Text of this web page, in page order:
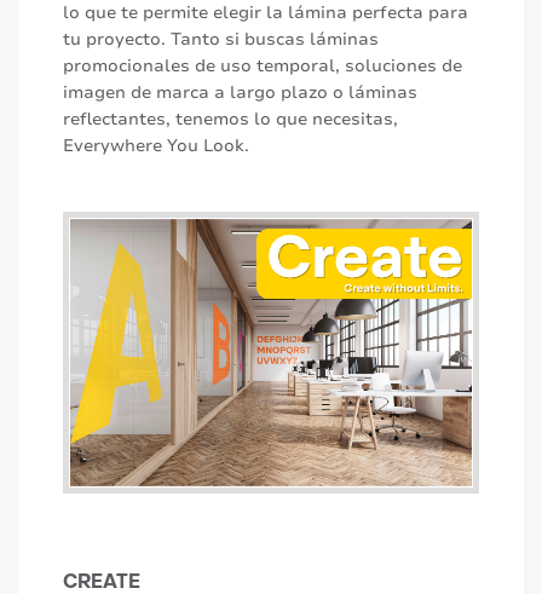
lo que te permite elegir la lámina perfecta para
tu proyecto. Tanto si buscas láminas
promocionales de uso temporal, soluciones de
imagen de marca a largo plazo o láminas
reflectantes, tenemos lo que necesitas,
Everywhere You Look.
CREATE